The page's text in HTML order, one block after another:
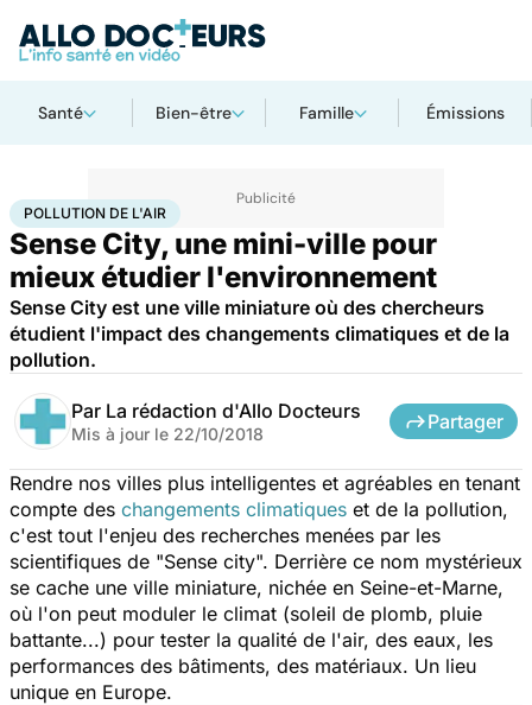
Santé Bien-être Famille Émissions
AccueilBien-être Pollution de l'air
POLLUTION DE L'AIR
Sense City, une mini-ville pour
mieux étudier l'environnement
Sense City est une ville miniature où des chercheurs
étudient l'impact des changements climatiques et de la
pollution.
Par La rédaction d'Allo Docteurs
Mis à jour le 22/10/2018
Partager
Rendre nos villes plus intelligentes et agréables en tenant
compte des changements climatiques et de la pollution,
c'est tout l'enjeu des recherches menées par les
scientifiques de "Sense city". Derrière ce nom mystérieux
se cache une ville miniature, nichée en Seine-et-Marne,
où l'on peut moduler le climat (soleil de plomb, pluie
battante...) pour tester la qualité de l'air, des eaux, les
performances des bâtiments, des matériaux. Un lieu
unique en Europe.